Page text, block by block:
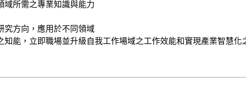
域所需之專業知識與能力
究方向，應用於不同領域
能，立即職場並升級自我工作場域之工作效能和實現產業智慧化